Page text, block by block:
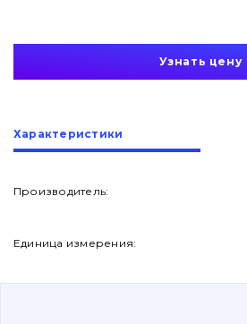
О нас
Контакты
Вакансии
Узнать цену
Характеристики
Производитель:
Единица измерения: